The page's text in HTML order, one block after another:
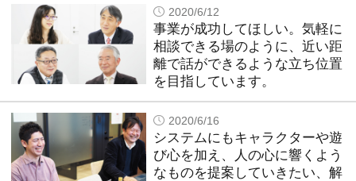
2020/6/12
事業が成功してほしい。気軽に
相談できる場のように、近い距
離で話ができるような立ち位置
を目指しています。
2020/6/16
システムにもキャラクターや遊
び心を加え、人の心に響くよう
なものを提案していきたい、解